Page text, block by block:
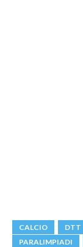
CALCIO DTT
PARALIMPIADI